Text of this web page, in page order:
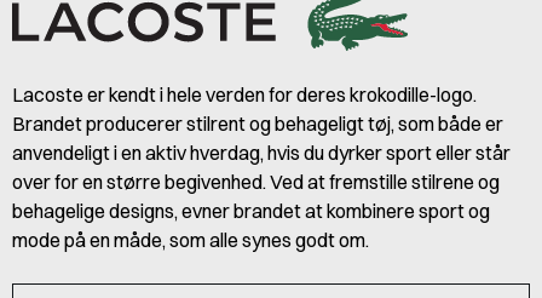
Lacoste er kendt i hele verden for deres krokodille-logo.
Brandet producerer stilrent og behageligt tøj, som både er
anvendeligt i en aktiv hverdag, hvis du dyrker sport eller står
over for en større begivenhed. Ved at fremstille stilrene og
behagelige designs, evner brandet at kombinere sport og
mode på en måde, som alle synes godt om.